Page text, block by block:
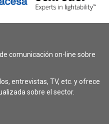
comunicación on-line sobre
entrevistas, TV, etc. y ofrece
sobre el sector.